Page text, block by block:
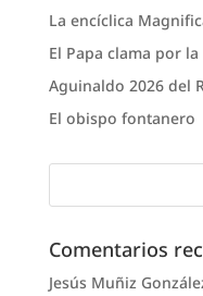
La encíclica
El Papa clama por la
Aguinaldo 2026 del
El obispo fontanero
Comentarios
Jesús Muñiz